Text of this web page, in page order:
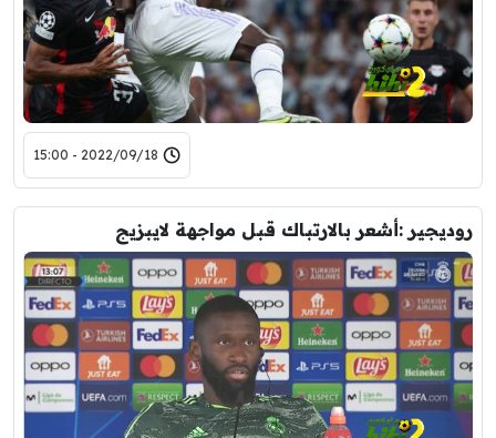
2022/09/18 - 15:00
روديجير :أشعر بالارتباك قبل مواجهة لايبزيج